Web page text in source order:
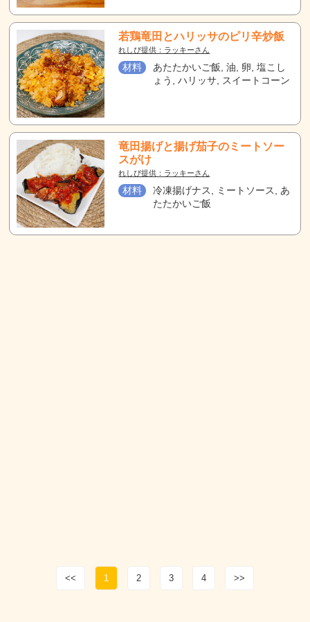
若鶏竜田とハリッサのピリ辛炒飯
れしぴ提供：ラッキーさん
材料
あたたかいご飯, 油, 卵, 塩こし
ょう, ハリッサ, スイートコーン
竜田揚げと揚げ茄子のミートソー
スがけ
れしぴ提供：ラッキーさん
材料
冷凍揚げナス, ミートソース, あ
たたかいご飯
<< 1 2 3 4 >>